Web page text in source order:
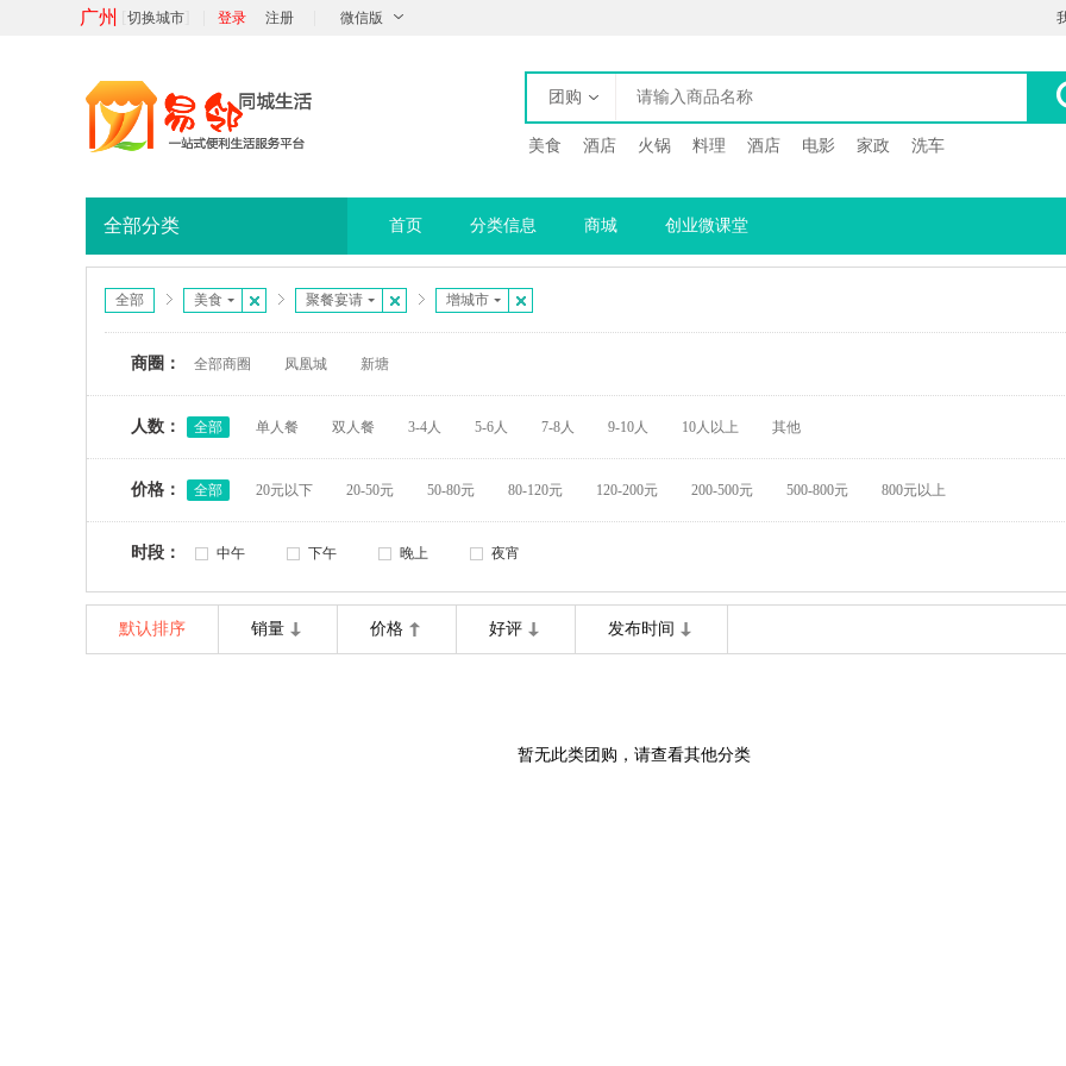
广州 切换城市 登录 注册 微信版
团购
美食 酒店 火锅 料理 酒店 电影 家政 洗车
全部分类 首页 分类信息 商城 创业微课堂
全部 美食 聚餐宴请 增城市
商圈： 全部商圈 凤凰城 新塘
人数： 全部 单人餐 双人餐 3-4人 5-6人 7-8人 9-10人 10人以上 其他
价格： 全部 20元以下 20-50元 50-80元 80-120元 120-200元 200-500元 500-800元 800元以上
时段： 中午 下午 晚上 夜宵
默认排序 销量 价格 好评 发布时间
暂无此类团购，请查看其他分类